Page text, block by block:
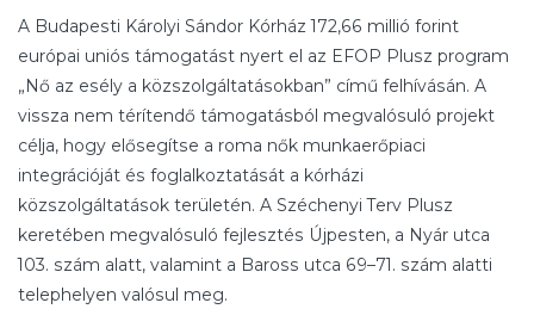
A Budapesti Károlyi Sándor Kórház 172,66 millió forint
európai uniós támogatást nyert el az EFOP Plusz program
„Nő az esély a közszolgáltatásokban” című felhívásán. A
vissza nem térítendő támogatásból megvalósuló projekt
célja, hogy elősegítse a roma nők munkaerőpiaci
integrációját és foglalkoztatását a kórházi
közszolgáltatások területén. A Széchenyi Terv Plusz
keretében megvalósuló fejlesztés Újpesten, a Nyár utca
103. szám alatt, valamint a Baross utca 69–71. szám alatti
telephelyen valósul meg.